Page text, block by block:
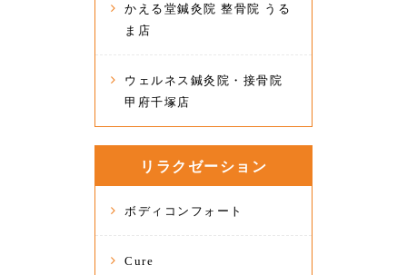
かえる堂鍼灸院 整骨院 うる
ま店
ウェルネス鍼灸院・接骨院
甲府千塚店
リラクゼーション
ボディコンフォート
Cure